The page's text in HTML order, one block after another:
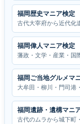
福岡歴史マニア検定
古代大宰府から近代化
福岡偉人マニア検定
藩政・文学・産業・国
福岡ご当地グルメマ
大牟田・柳川・門司港
福岡遺跡・遺構マニ
古代のムラから城下町